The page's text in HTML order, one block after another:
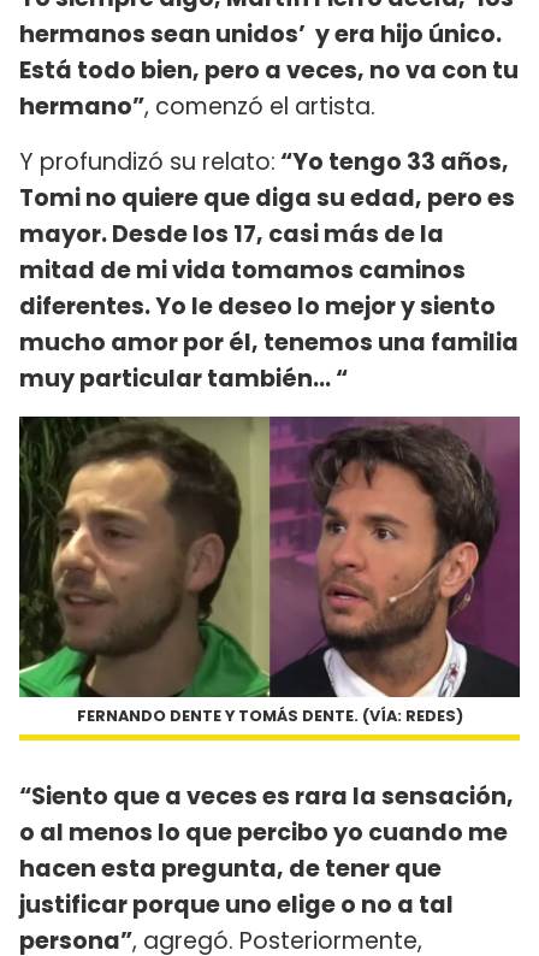
hermanos sean unidos’ y era hijo único.
Está todo bien, pero a veces, no va con tu
hermano”, comenzó el artista.
Y profundizó su relato: “Yo tengo 33 años,
Tomi no quiere que diga su edad, pero es
mayor. Desde los 17, casi más de la
mitad de mi vida tomamos caminos
diferentes. Yo le deseo lo mejor y siento
mucho amor por él, tenemos una familia
muy particular también… “
FERNANDO DENTE Y TOMÁS DENTE. (VÍA: REDES)
“Siento que a veces es rara la sensación,
o al menos lo que percibo yo cuando me
hacen esta pregunta, de tener que
justificar porque uno elige o no a tal
persona”, agregó. Posteriormente,